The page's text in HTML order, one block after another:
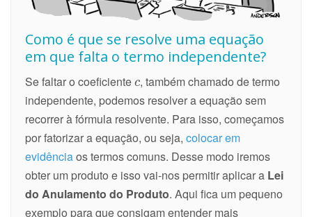
Como é que se resolve uma equação
em que falta o termo independente?
Se faltar o coeficiente , também chamado de termo
independente, podemos resolver a equação sem
recorrer à fórmula resolvente. Para isso, começamos
por fatorizar a equação, ou seja, colocar em
evidênciaos termos comuns. Desse modo iremos
obter um produto e isso vai-nos permitir aplicar a Lei
do Anulamento do Produto. Aqui fica um pequeno
exemplo para que consigam entender mais